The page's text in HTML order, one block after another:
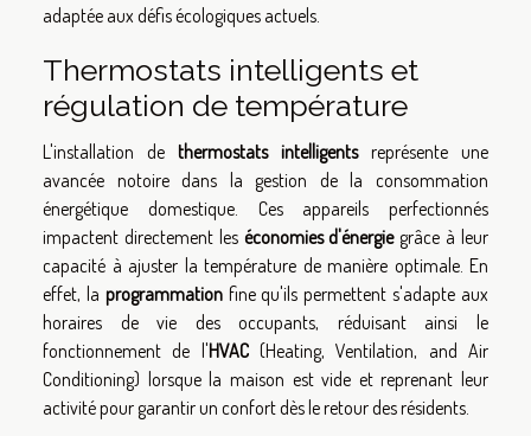
adaptée aux défis écologiques actuels.
Thermostats intelligents et
régulation de température
L'installation de thermostats intelligentsreprésente une
avancée notoire dans la gestion de la consommation
énergétique domestique. Ces appareils perfectionnés
impactent directement les économies d'énergiegrâce à leur
capacité à ajuster la température de manière optimale. En
effet, la programmationfine qu'ils permettent s'adapte aux
horaires de vie des occupants, réduisant ainsi le
fonctionnement de l'HVAC(Heating, Ventilation, and Air
Conditioning) lorsque la maison est vide et reprenant leur
activité pour garantir un confort dès le retour des résidents.